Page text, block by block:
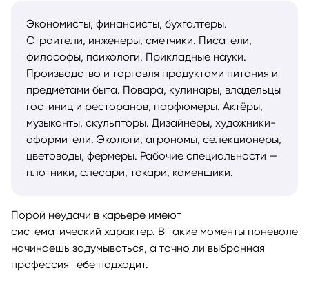
Экономисты, финансисты, бухгалтеры.
Строители, инженеры, сметчики. Писатели,
философы, психологи. Прикладные науки.
Производство и торговля продуктами питания и
предметами быта. Повара, кулинары, владельцы
гостиниц и ресторанов, парфюмеры. Актёры,
музыканты, скульпторы. Дизайнеры, художники-
оформители. Экологи, агрономы, селекционеры,
цветоводы, фермеры. Рабочие специальности —
плотники, слесари, токари, каменщики.
Порой неудачи в карьере имеют
систематический характер. В такие моменты поневоле
начинаешь задумываться, а точно ли выбранная
профессия тебе подходит.